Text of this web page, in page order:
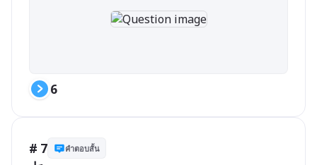
6
# 7 คำตอบสั้น